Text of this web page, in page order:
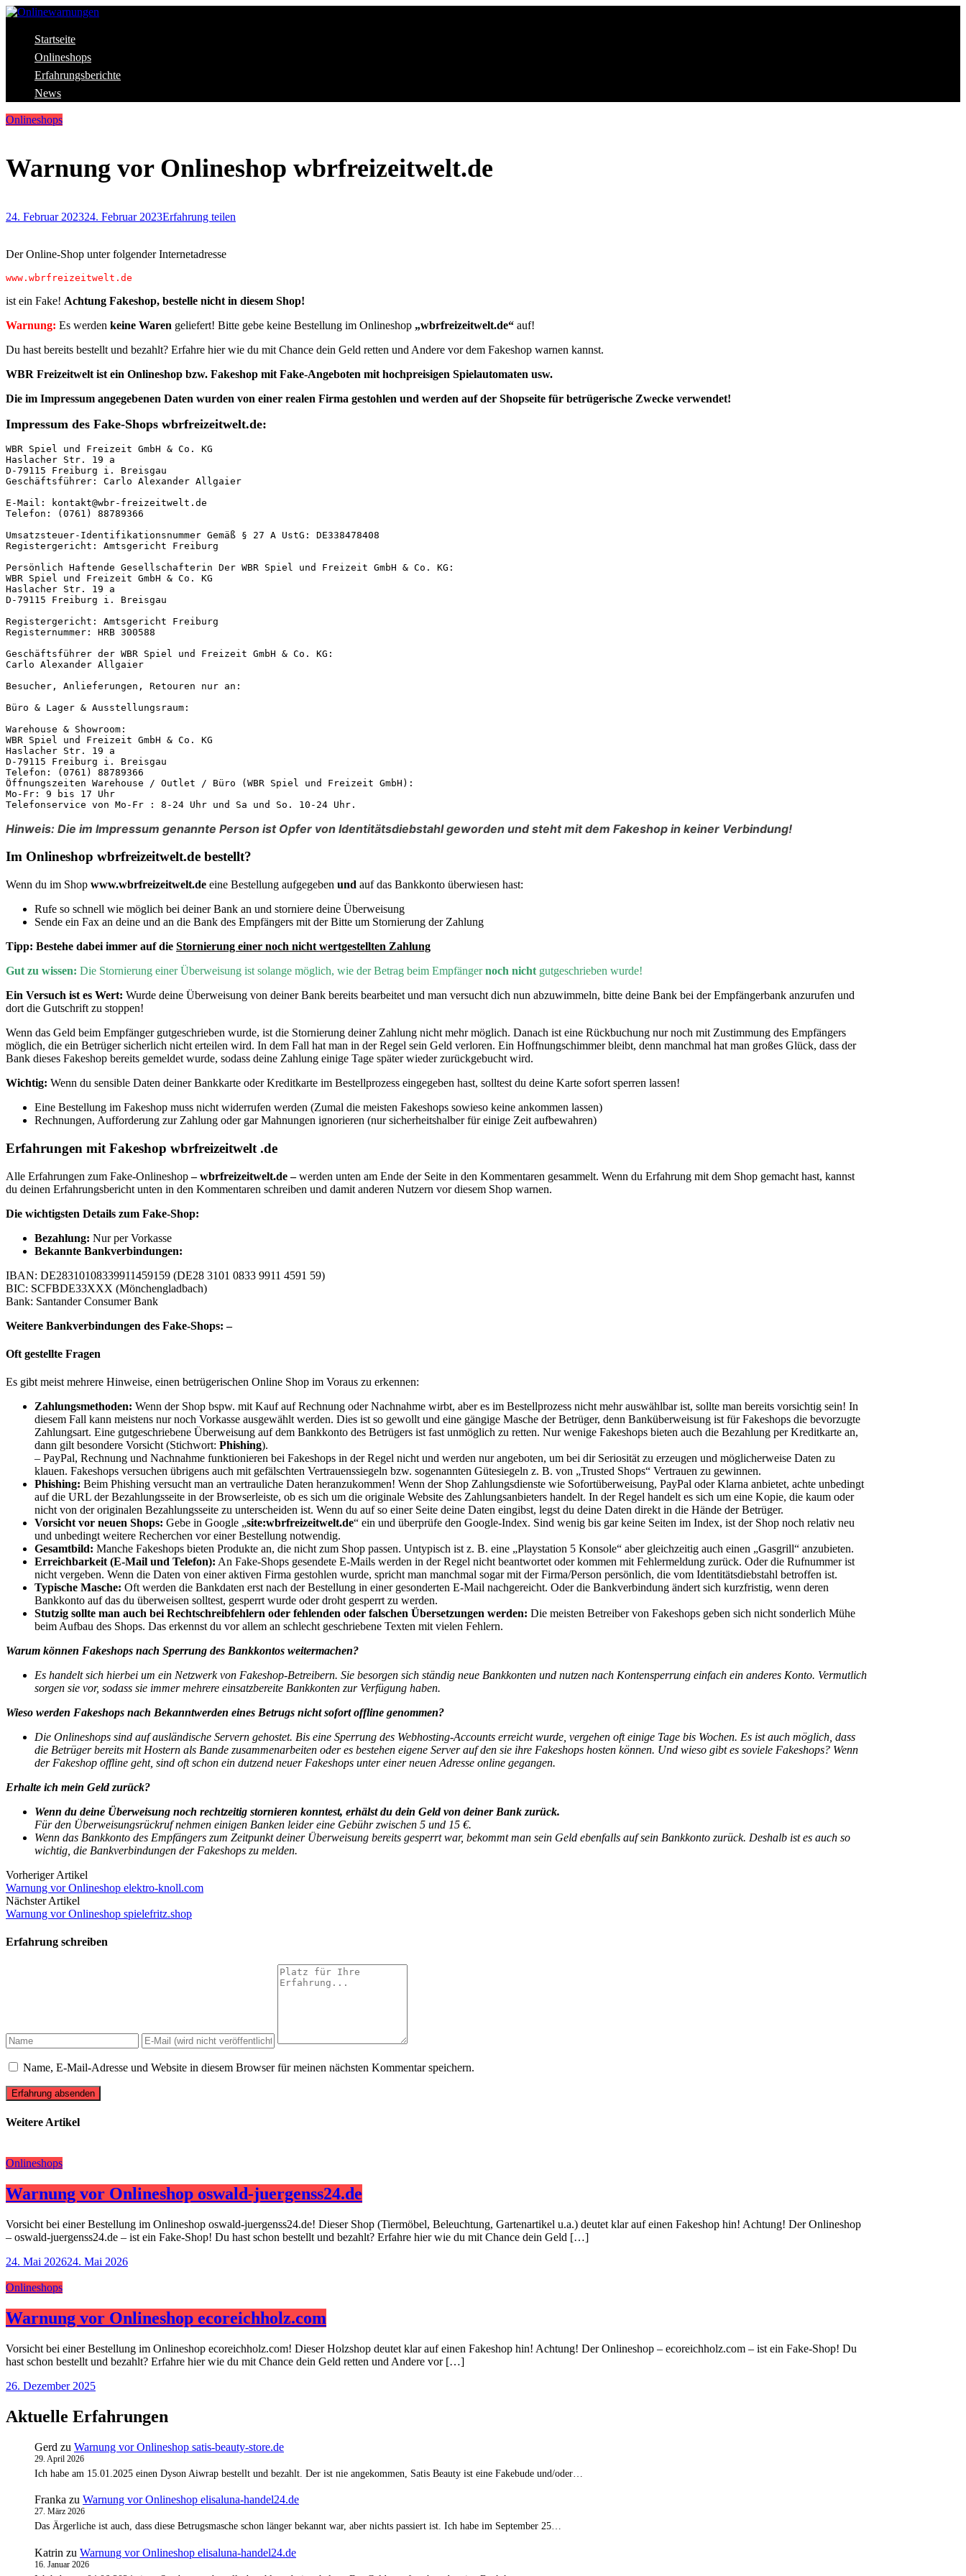
Skip
content
Onlinewarnungen
Aktuelle Warnungen vor Gefahren im Internet
Startseite
Onlineshops
Erfahrungsberichte
News
Onlineshops
Warnung vor Onlineshop wbrfreizeitwelt.de
24. Februar 202324. Februar 2023Erfahrung teilen
Der Online-Shop unter folgender Internetadresse
www.wbrfreizeitwelt.de
ist ein Fake! Achtung Fakeshop, bestelle nicht in diesem Shop!
Warnung: Es werden keine Waren geliefert! Bitte gebe keine Bestellung im Onlineshop „wbrfreizeitwelt.de“ auf!
Du hast bereits bestellt und bezahlt? Erfahre hier wie du mit Chance dein Geld retten und Andere vor dem Fakeshop warnen kannst.
WBR Freizeitwelt ist ein Onlineshop bzw. Fakeshop mit Fake-Angeboten mit hochpreisigen Spielautomaten usw.
Die im Impressum angegebenen Daten wurden von einer realen Firma gestohlen und werden auf der Shopseite für betrügerische Zwecke verwendet!
Impressum des Fake-Shops wbrfreizeitwelt.de:
WBR Spiel und Freizeit GmbH & Co. KG
Haslacher Str. 19 a
D-79115 Freiburg i. Breisgau
Geschäftsführer: Carlo Alexander Allgaier
E-Mail: kontakt@wbr-freizeitwelt.de
Telefon: (0761) 88789366
Umsatzsteuer-Identifikationsnummer Gemäß § 27 A UstG: DE338478408
Registergericht: Amtsgericht Freiburg
Persönlich Haftende Gesellschafterin Der WBR Spiel und Freizeit GmbH & Co. KG:
WBR Spiel und Freizeit GmbH & Co. KG
Haslacher Str. 19 a
D-79115 Freiburg i. Breisgau
Registergericht: Amtsgericht Freiburg
Registernummer: HRB 300588
Geschäftsführer der WBR Spiel und Freizeit GmbH & Co. KG:
Carlo Alexander Allgaier
Besucher, Anlieferungen, Retouren nur an:
Büro & Lager & Ausstellungsraum:
Warehouse & Showroom:
WBR Spiel und Freizeit GmbH & Co. KG
Haslacher Str. 19 a
D-79115 Freiburg i. Breisgau
Telefon: (0761) 88789366
Öffnungszeiten Warehouse / Outlet / Büro (WBR Spiel und Freizeit GmbH):
Mo-Fr: 9 bis 17 Uhr
Telefonservice von Mo-Fr : 8-24 Uhr und Sa und So. 10-24 Uhr.
Hinweis: Die im Impressum genannte Person ist Opfer von Identitätsdiebstahl geworden und steht mit dem Fakeshop in keiner Verbindung!
Im Onlineshop wbrfreizeitwelt.de bestellt?
Wenn du im Shop www.wbrfreizeitwelt.de eine Bestellung aufgegeben und auf das Bankkonto überwiesen hast:
Rufe so schnell wie möglich bei deiner Bank an und storniere deine Überweisung
Sende ein Fax an deine und an die Bank des Empfängers mit der Bitte um Stornierung der Zahlung
Tipp: Bestehe dabei immer auf die Stornierung einer noch nicht wertgestellten Zahlung
Gut zu wissen: Die Stornierung einer Überweisung ist solange möglich, wie der Betrag beim Empfängernoch nicht gutgeschrieben wurde!
Ein Versuch ist es Wert: Wurde deine Überweisung von deiner Bank bereits bearbeitet und man versucht dich nun abzuwimmeln, bitte deine Bank bei der Empfängerbank anzurufen und
dort die Gutschrift zu stoppen!
Wenn das Geld beim Empfänger gutgeschrieben wurde, ist die Stornierung deiner Zahlung nicht mehr möglich. Danach ist eine Rückbuchung nur noch mit Zustimmung des Empfängers
möglich, die ein Betrüger sicherlich nicht erteilen wird. In dem Fall hat man in der Regel sein Geld verloren. Ein Hoffnungschimmer bleibt, denn manchmal hat man großes Glück, dass der
Bank dieses Fakeshop bereits gemeldet wurde, sodass deine Zahlung einige Tage später wieder zurückgebucht wird.
Wichtig: Wenn du sensible Daten deiner Bankkarte oder Kreditkarte im Bestellprozess eingegeben hast, solltest du deine Karte sofort sperren lassen!
Eine Bestellung im Fakeshop muss nicht widerrufen werden (Zumal die meisten Fakeshops sowieso keine ankommen lassen)
Rechnungen, Aufforderung zur Zahlung oder gar Mahnungen ignorieren (nur sicherheitshalber für einige Zeit aufbewahren)
Erfahrungen mit Fakeshop wbrfreizeitwelt .de
Alle Erfahrungen zum Fake-Onlineshop– wbrfreizeitwelt.de –werden unten am Ende der Seite in den Kommentaren gesammelt. Wenn du Erfahrung mit dem Shop gemacht hast, kannst
du deinen Erfahrungsbericht unten in den Kommentaren schreiben und damit anderen Nutzern vor diesem Shop warnen.
Die wichtigsten Details zum Fake-Shop:
Bezahlung: Nur per Vorkasse
Bekannte Bankverbindungen:
IBAN: DE28310108339911459159 (DE28 3101 0833 9911 4591 59)
BIC: SCFBDE33XXX (Mönchengladbach)
Bank: Santander Consumer Bank
Weitere Bankverbindungen des Fake-Shops: –
Oft gestellte Fragen
Es gibt meist mehrere Hinweise, einen betrügerischen Online Shop im Voraus zu erkennen:
Zahlungsmethoden: Wenn der Shop bspw. mit Kauf auf Rechnung oder Nachnahme wirbt, aber es im Bestellprozess nicht mehr auswählbar ist, sollte man bereits vorsichtig sein! In
diesem Fall kann meistens nur noch Vorkasse ausgewählt werden. Dies ist so gewollt und eine gängige Masche der Betrüger, denn Banküberweisung ist für Fakeshops die bevorzugte
Zahlungsart. Eine gutgeschriebene Überweisung auf dem Bankkonto des Betrügers ist fast unmöglich zu retten. Nur wenige Fakeshops bieten auch die Bezahlung per Kreditkarte an,
dann gilt besondere Vorsicht (Stichwort: Phishing).
– PayPal, Rechnung und Nachnahme funktionieren bei Fakeshops in der Regel nicht und werden nur angeboten, um bei dir Seriosität zu erzeugen und möglicherweise Daten zu
klauen. Fakeshops versuchen übrigens auch mit gefälschten Vertrauenssiegeln bzw. sogenannten Gütesiegeln z. B. von „Trusted Shops“ Vertrauen zu gewinnen.
Phishing: Beim Phishing versucht man an vertrauliche Daten heranzukommen! Wenn der Shop Zahlungsdienste wie Sofortüberweisung, PayPal oder Klarna anbietet, achte unbedingt
auf die URL der Bezahlungsseite in der Browserleiste, ob es sich um die originale Website des Zahlungsanbieters handelt. In der Regel handelt es sich um eine Kopie, die kaum oder
nicht von der originalen Bezahlungsseite zu unterscheiden ist. Wenn du auf so einer Seite deine Daten eingibst, legst du deine Daten direkt in die Hände der Betrüger.
Vorsicht vor neuen Shops: Gebe in Google „site:wbrfreizeitwelt.de“ ein und überprüfe den Google-Index. Sind wenig bis gar keine Seiten im Index, ist der Shop noch relativ neu
und unbedingt weitere Recherchen vor einer Bestellung notwendig.
Gesamtbild: Manche Fakeshops bieten Produkte an, die nicht zum Shop passen. Untypisch ist z. B. eine „Playstation 5 Konsole“ aber gleichzeitig auch einen „Gasgrill“ anzubieten.
Erreichbarkeit (E-Mail und Telefon): An Fake-Shops gesendete E-Mails werden in der Regel nicht beantwortet oder kommen mit Fehlermeldung zurück. Oder die Rufnummer ist
nicht vergeben. Wenn die Daten von einer aktiven Firma gestohlen wurde, spricht man manchmal sogar mit der Firma/Person persönlich, die vom Identitätsdiebstahl betroffen ist.
Typische Masche: Oft werden die Bankdaten erst nach der Bestellung in einer gesonderten E-Mail nachgereicht. Oder die Bankverbindung ändert sich kurzfristig, wenn deren
Bankkonto auf das du überweisen solltest, gesperrt wurde oder droht gesperrt zu werden.
Stutzig sollte man auch bei Rechtschreibfehlern oder fehlenden oder falschen Übersetzungen werden: Die meisten Betreiber von Fakeshops geben sich nicht sonderlich Mühe
beim Aufbau des Shops. Das erkennst du vor allem an schlecht geschriebene Texten mit vielen Fehlern.
Warum können Fakeshops nach Sperrung des Bankkontos weitermachen?
Es handelt sich hierbei um ein Netzwerk von Fakeshop-Betreibern. Sie besorgen sich ständig neue Bankkonten und nutzen nach Kontensperrung einfach ein anderes Konto. Vermutlich
sorgen sie vor, sodass sie immer mehrere einsatzbereite Bankkonten zur Verfügung haben.
Wieso werden Fakeshops nach Bekanntwerden eines Betrugs nicht sofort offline genommen?
Die Onlineshops sind auf ausländische Servern gehostet. Bis eine Sperrung des Webhosting-Accounts erreicht wurde, vergehen oft einige Tage bis Wochen. Es ist auch möglich, dass
die Betrüger bereits mit Hostern als Bande zusammenarbeiten oder es bestehen eigene Server auf den sie ihre Fakeshops hosten können. Und wieso gibt es soviele Fakeshops? Wenn
der Fakeshop offline geht, sind oft schon ein dutzend neuer Fakeshops unter einer neuen Adresse online gegangen.
Erhalte ich mein Geld zurück?
Wenn du deine Überweisung noch rechtzeitig stornieren konntest, erhälst du dein Geld von deiner Bank zurück.
Für den Überweisungsrückruf nehmen einigen Banken leider eine Gebühr zwischen 5 und 15 €.
Wenn das Bankkonto des Empfängers zum Zeitpunkt deiner Überweisung bereits gesperrt war, bekommt man sein Geld ebenfalls auf sein Bankkonto zurück. Deshalb ist es auch so
wichtig, die Bankverbindungen der Fakeshops zu melden.
Vorheriger Artikel
Warnung vor Onlineshop elektro-knoll.com
Nächster Artikel
Warnung vor Onlineshop spielefritz.shop
Erfahrung schreiben
Name, E-Mail-Adresse und Website in diesem Browser für meinen nächsten Kommentar speichern.
Erfahrung absenden
Weitere Artikel
Onlineshops
Warnung vor Onlineshop oswald-juergenss24.de
Vorsicht bei einer Bestellung im Onlineshop oswald-juergenss24.de! Dieser Shop (Tiermöbel, Beleuchtung, Gartenartikel u.a.) deutet klar auf einen Fakeshop hin! Achtung! Der Onlineshop
– oswald-juergenss24.de – ist ein Fake-Shop! Du hast schon bestellt und bezahlt? Erfahre hier wie du mit Chance dein Geld […]
24. Mai 202624. Mai 2026
Onlineshops
Warnung vor Onlineshop ecoreichholz.com
Vorsicht bei einer Bestellung im Onlineshop ecoreichholz.com! Dieser Holzshop deutet klar auf einen Fakeshop hin! Achtung! Der Onlineshop – ecoreichholz.com – ist ein Fake-Shop! Du
hast schon bestellt und bezahlt? Erfahre hier wie du mit Chance dein Geld retten und Andere vor […]
26. Dezember 2025
Aktuelle Erfahrungen
Gerd zu Warnung vor Onlineshop satis-beauty-store.de
29. April 2026
Ich habe am 15.01.2025 einen Dyson Aiwrap bestellt und bezahlt. Der ist nie angekommen, Satis Beauty ist eine Fakebude und/oder…
Franka zu Warnung vor Onlineshop elisaluna-handel24.de
27. März 2026
Das Ärgerliche ist auch, dass diese Betrugsmasche schon länger bekannt war, aber nichts passiert ist. Ich habe im September 25…
Katrin zu Warnung vor Onlineshop elisaluna-handel24.de
16. Januar 2026